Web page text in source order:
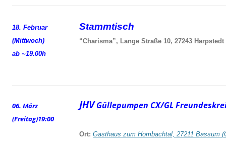
18. Februar
(Mittwoch)
ab ~19.00h
Stammtisch
“Charisma”, Lange Straße 10, 27243 Harpstedt
06. März
(Freitag)19:00
JHV Güllepumpen CX/GL
Ort: Gasthaus zum Hombachtal, 27211 Bassum